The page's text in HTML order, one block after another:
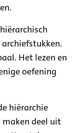
Het lezen en
oefening
hiërarchie
deel uit